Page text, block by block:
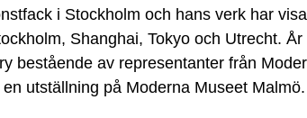
i Stockholm och hans verk har
Shanghai, Tokyo och Utrecht.
bestående av representanter från
utställning på Moderna Museet Malmö.